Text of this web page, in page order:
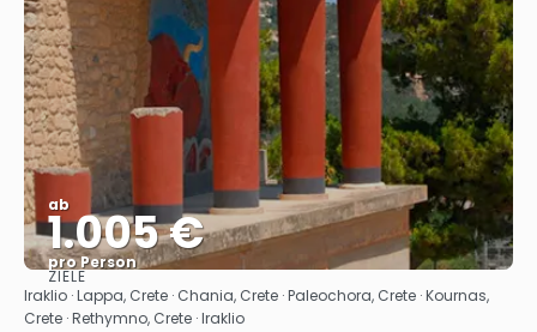
ab
1.005 €
pro Person
Sehen
ZIELE
Iraklio · Lappa, Crete · Chania, Crete · Paleochora, Crete · Kournas,
Crete · Rethymno, Crete · Iraklio